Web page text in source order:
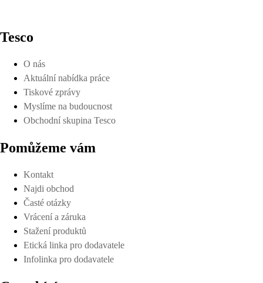
Tesco
O nás
Aktuální nabídka práce
Tiskové zprávy
Myslíme na budoucnost
Obchodní skupina Tesco
Pomůžeme vám
Kontakt
Najdi obchod
Časté otázky
Vrácení a záruka
Stažení produktů
Etická linka pro dodavatele
Infolinka pro dodavatele